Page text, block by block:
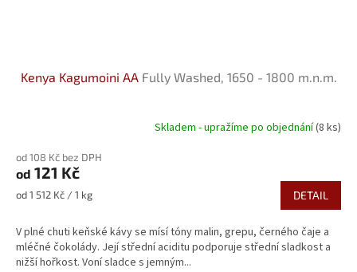
Kenya Kagumoini AA Fully Washed, 1650 - 1800 m.n.m.
Skladem - upražíme po objednání(8 ks)
od 108 Kč bez DPH
od 121 Kč
Měrná
od 1 512 Kč / 1 kg DETAIL
V plné chuti keňské kávy se mísí tóny malin, grepu, černého čaje a
mléčné čokolády. Její střední aciditu podporuje střední sladkost a
nižší hořkost. Voní sladce s jemným...